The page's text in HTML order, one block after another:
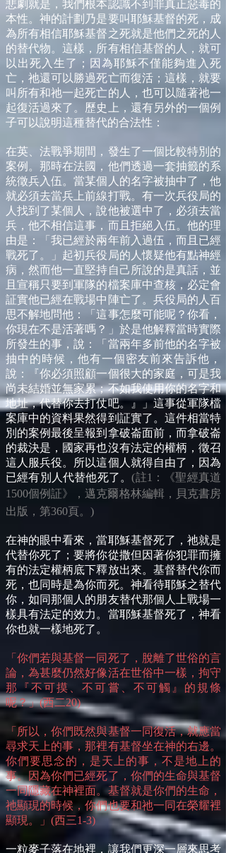
悲劇就是，我們根本認識不到罪真正惡毒的
本性。神的計劃乃是要叫耶穌基督的死，成
為所有相信耶穌基督之死就是他們之死的人
的替代物。這樣，所有相信基督的人，就可
以出死入生了；因為耶穌不僅能夠進入死
亡，祂還可以勝過死亡而復活；這樣，就要
叫所有和祂一起死亡的人，也可以隨著祂一
起復活過來了。歷史上，還有另外的一個例
子可以說明這種替代的合法性：
在英、法戰爭期間，發生了一個比較特別的
案例。那時在法國，他們透過一套抽籤的系
統徵兵入伍。當某個人的名字被抽中了，他
就必須去當兵上前線打戰。有一次兵役局的
人找到了某個人，說他被選中了，必須去當
兵，他不相信這事，而且拒絕入伍。他的理
由是：「我已經於兩年前入過伍，而且已經
戰死了。」起初兵役局的人懷疑他有點神經
病，然而他一直堅持自己所說的是真話，並
且宣稱只要到軍隊的檔案庫中查核，必定會
証實他已經在戰場中陣亡了。兵役局的人百
思不解地問他：「這事怎麼可能呢？你看，
你現在不是活著嗎？」於是他解釋當時實際
所發生的事，說：「當兩年多前他的名字被
抽中的時候，他有一個密友前來告訴他，
說：『你必須照顧一個很大的家庭，可是我
尚未結婚並無家累；不如我使用你的名字和
地址，代替你去打仗吧。』」這事從軍隊檔
案庫中的資料果然得到証實了。這件相當特
別的案例最後呈報到拿破崙面前，而拿破崙
的裁決是，國家再也沒有法定的權柄，徵召
這人服兵役。所以這個人就得自由了，因為
已經有別人代替他死了。(註1：《聖經真道
1500個例証》，邁克爾格林編輯，貝克書房
出版，第360頁。)
在神的眼中看來，當耶穌基督死了，祂就是
代替你死了；要將你從撒但因著你犯罪而擁
有的法定權柄底下釋放出來。基督替代你而
死，也同時是為你而死。神看待耶穌之替代
你，如同那個人的朋友替代那個人上戰場一
樣具有法定的效力。當耶穌基督死了，神看
你也就一樣地死了。
「你們若與基督一同死了，脫離了世俗的言
論，為甚麼仍然好像活在世俗中一樣，拘守
那『不可摸、不可嘗、不可觸』的規條
呢？」(西二20)
「所以，你們既然與基督一同復活，就應當
尋求天上的事，那裡有基督坐在神的右邊。
你們要思念的，是天上的事，不是地上的
事。因為你們已經死了，你們的生命與基督
一同隱藏在神裡面。基督就是你們的生命，
祂顯現的時候，你們也要和祂一同在榮耀裡
顯現。」(西三1-3)
一粒麥子落在地裡，讓我們更深一層來思考